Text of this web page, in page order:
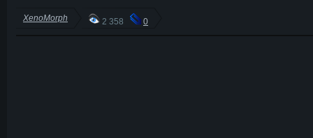
XenoMorph 2 358 0